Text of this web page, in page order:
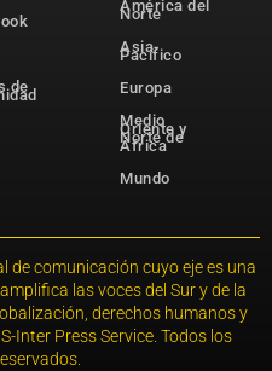
de
América del
Norte
Asia-
Pacífico
Europa
Medio
Oriente y
Norte de
África
Mundo
de comunicación cuyo eje es una
las voces del Sur y de la
derechos humanos y
Inter Press Service. Todos los